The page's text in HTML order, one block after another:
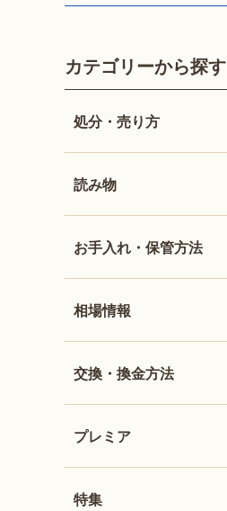
カテゴリーから探す
処分・売り方
読み物
お手入れ・保管方法
相場情報
交換・換金方法
プレミア
特集